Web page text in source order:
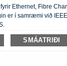
Ethernet, Fibre
er í samræmi við
SMÁATRIÐI